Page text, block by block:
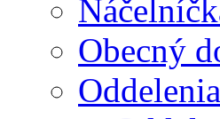
Obecný
Oddelenia